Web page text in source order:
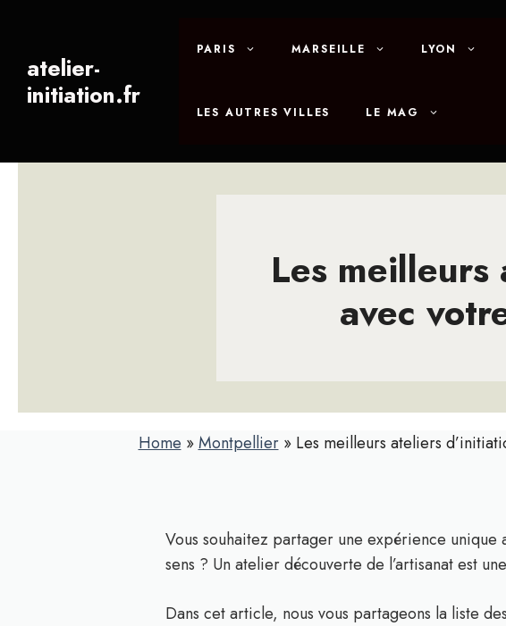
contenuatelier-
initiation.fr
PARIS MARSEILLE LYON
LES AUTRES VILLES LE MAG
Les
avec
Home »Montpellier» Les meilleurs ateliers
Vous souhaitez partager une expérience
sens ? Un atelier découverte de l’artisanat est
Dans cet article, nous vous partageons la liste